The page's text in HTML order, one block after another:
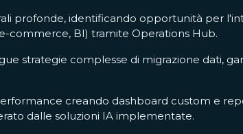
profonde, identificando opportunità per
commerce, BI) tramite Operations Hub.
strategie complesse di migrazione dati,
creando dashboard custom e
dalle soluzioni IA implementate.